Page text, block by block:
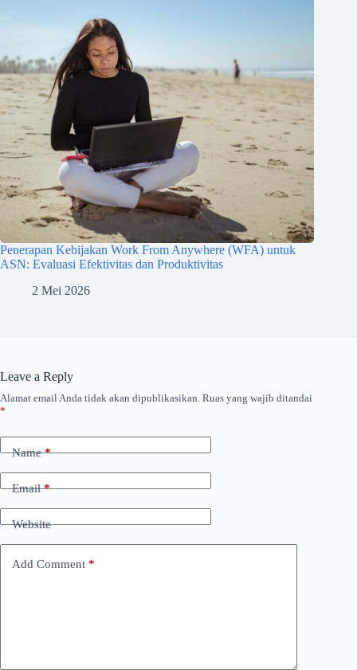
Penerapan Kebijakan Work From Anywhere (WFA) untuk
ASN: Evaluasi Efektivitas dan Produktivitas
2 Mei 2026
Leave a Reply
Alamat email Anda tidak akan dipublikasikan. Ruas yang wajib ditandai
*
Name*
Email*
Website
Add Comment *